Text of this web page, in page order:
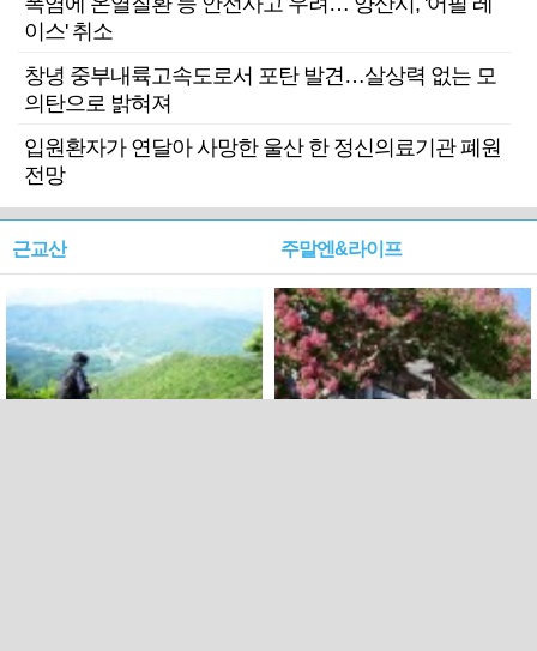
이스' 취소
창녕 중부내륙고속도로서 포탄 발견…살상력 없는 모
의탄으로 밝혀져
입원환자가 연달아 사망한 울산 한 정신의료기관 폐원
전망
근교산 주말엔&라이프